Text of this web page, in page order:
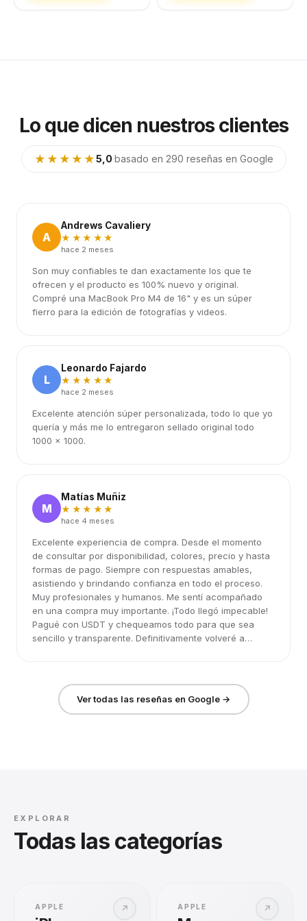
Lo que dicen nuestros clientes
★★★★★5,0·basado en 290 reseñas en Google
A
Andrews Cavaliery
★★★★★
hace 2 meses
Son muy confiables te dan exactamente los que te
ofrecen y el producto es 100% nuevo y original.
Compré una MacBook Pro M4 de 16" y es un súper
fierro para la edición de fotografías y videos.
L
Leonardo Fajardo
★★★★★
hace 2 meses
Excelente atención súper personalizada, todo lo que yo
quería y más me lo entregaron sellado original todo
1000 x 1000.
M
Matías Muñiz
★★★★★
hace 4 meses
Excelente experiencia de compra. Desde el momento
de consultar por disponibilidad, colores, precio y hasta
formas de pago. Siempre con respuestas amables,
asistiendo y brindando confianza en todo el proceso.
Muy profesionales y humanos. Me sentí acompañado
en una compra muy importante. ¡Todo llegó impecable!
Pagué con USDT y chequeamos todo para que sea
sencillo y transparente. Definitivamente volveré a
Ver todas las reseñas en Google →
EXPLORAR
Todas las categorías
↗
APPLE ↗
APPLE